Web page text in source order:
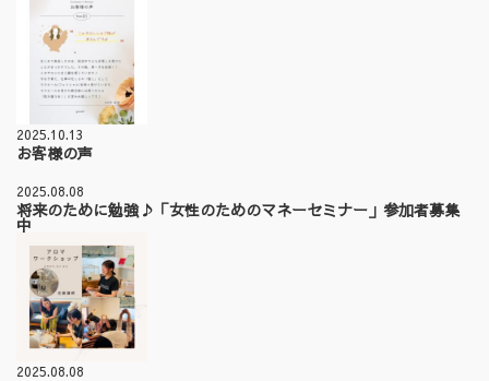
2025.10.13
お客様の声
2025.08.08
将来のために勉強♪「女性のためのマネーセミナー」参加者募集
中
2025.08.08